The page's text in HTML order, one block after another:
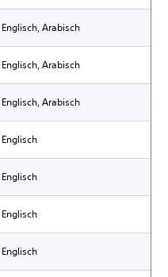
Englisch, Arabisch
Englisch, Arabisch
Englisch, Arabisch
Englisch
Englisch
Englisch
Englisch